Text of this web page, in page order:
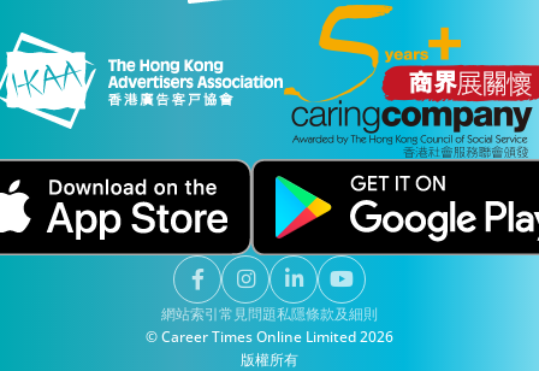
© Career Times Online Limited 2026
版權所有
網站索引常見問題私隱條款及細則